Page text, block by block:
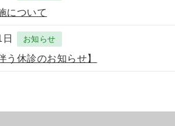
について
お知らせ
う休診のお知らせ】